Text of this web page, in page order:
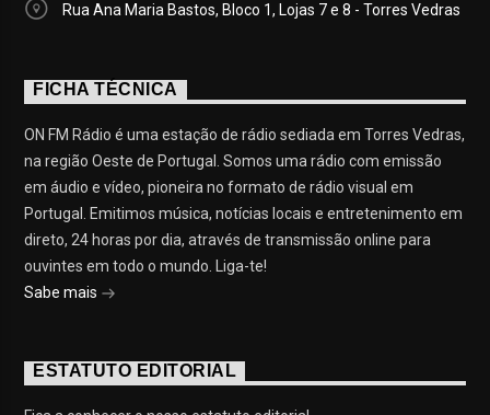
Rua Ana Maria Bastos, Bloco 1, Lojas 7 e 8 - Torres Vedras
FICHA TÉCNICA
ON FM Rádio é uma estação de rádio sediada em Torres Vedras,
na região Oeste de Portugal. Somos uma rádio com emissão
em áudio e vídeo, pioneira no formato de rádio visual em
Portugal. Emitimos música, notícias locais e entretenimento em
direto, 24 horas por dia, através de transmissão online para
ouvintes em todo o mundo. Liga-te!
Sabe mais
ESTATUTO EDITORIAL